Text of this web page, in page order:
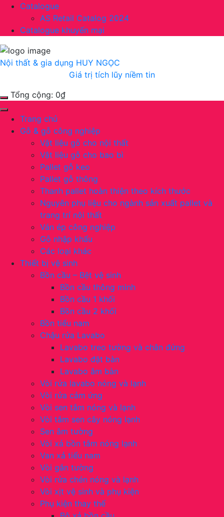
Catalogue
AS Retail Catalog 2024
Catalogue khuyến mại
Nội thất & gia dụng HUY NGỌC
Giá trị tích lũy niềm tin
Tổng cộng: 0₫
Trang chủ
Gỗ & gỗ công nghiệp
Vật liệu gỗ cho nội thất
Vật liệu gỗ cho bao bì
Pallet gỗ keo
Pallet gỗ thông
Thanh pallet hoàn thiện theo kích thước
Nguyên phụ liệu cho ngành sản xuất pallet và
trang trí nội thất
Ván ép công nghiệp
Gỗ nhập khẩu
Các loại khác
Thiết bị vệ sinh
Bồn cầu – Bệt vệ sinh
Bồn cầu thông minh
Bồn cầu 1 khối
Bồn cầu 2 khối
Bồn tiểu nam
Chậu rửa Lavabo
Lavabo treo tường và chân đứng
Lavabo đặt bàn
Lavabo âm bàn
Vòi rửa lavabo nóng và lạnh
Vòi rửa cảm ứng
Vòi sen tắm nóng và lạnh
Vòi tắm sen cây nóng lạnh
Sen âm tường
Vòi xả bồn tắm nóng lạnh
Van xả tiểu nam
Vòi gắn tường
Vòi rửa chén nóng và lạnh
Vòi xịt vệ sinh và phụ kiện
Phụ kiện thay thế